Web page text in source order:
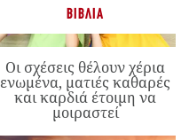
ΒΙΒΛΊΑ
Οι σχέσεις θέλουν χέρια
ενωμένα, ματιές καθαρές
και καρδιά έτοιμη να
μοιραστεί